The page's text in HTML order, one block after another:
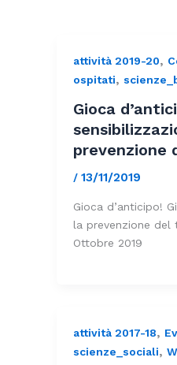
attività 2019-20,
ospitati,
Gioca
prevenzione
/ 13/11/2019
Gioca d’anticipo!
la prevenzione del
Ottobre 2019
attività 2017-18,
scienze_sociali,